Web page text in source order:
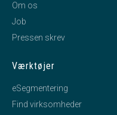
Om os
Job
Pressen skrev
Værktøjer
eSegmentering
Find virksomheder